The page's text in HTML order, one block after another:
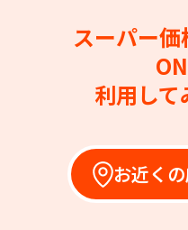
スーパー価
利用して
お近く